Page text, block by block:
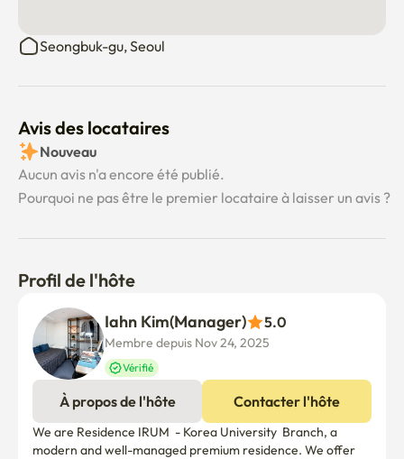
Seongbuk-gu, Seoul
Avis des locataires
Nouveau
Aucun avis n'a encore été publié.
Pourquoi ne pas être le premier locataire à laisser un avis ?
Profil de l'hôte
Iahn Kim(Manager) 5.0
Membre depuis Nov 24, 2025
Vérifié
À propos de l'hôte Contacter l'hôte
We are Residence IRUM  - Korea University  Branch, a
modern and well-managed premium residence. We offer